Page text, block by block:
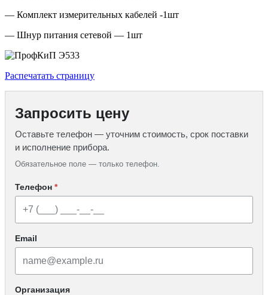
— Комплект измерительных кабелей -1шт
— Шнур питания сетевой — 1шт
Распечатать страницу
Запросить цену
Оставьте телефон — уточним стоимость, срок поставки
и исполнение прибора.
Обязательное поле — только телефон.
Телефон *
Email
Организация